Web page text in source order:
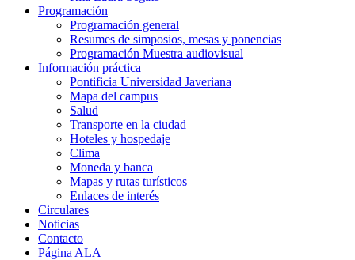
Programación
Programación general
Resumes de simposios, mesas y ponencias
Programación Muestra audiovisual
Información práctica
Pontificia Universidad Javeriana
Mapa del campus
Salud
Transporte en la ciudad
Hoteles y hospedaje
Clima
Moneda y banca
Mapas y rutas turísticos
Enlaces de interés
Circulares
Noticias
Contacto
Página ALA